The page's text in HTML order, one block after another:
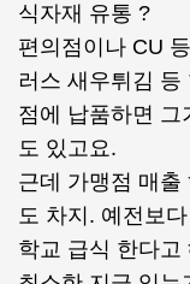
식자재 유통 ?
편의점이나 CU
러스 새우튀김 등
점에 납품하면 그
도 있고요.
근데 가맹점 매출
도 차지. 예전보
학교 급식 한다고